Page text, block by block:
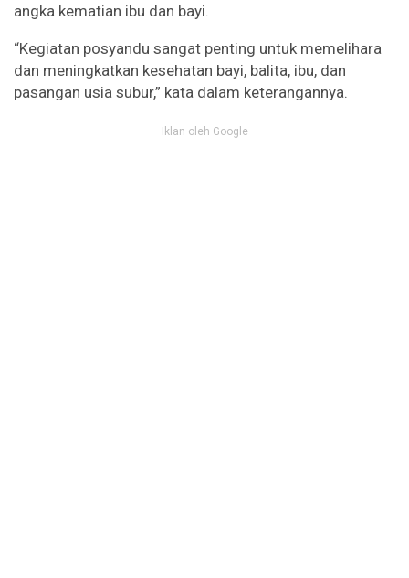
angka kematian ibu dan bayi.
“Kegiatan posyandu sangat penting untuk memelihara
dan meningkatkan kesehatan bayi, balita, ibu, dan
pasangan usia subur,” kata dalam keterangannya.
Iklan oleh Google